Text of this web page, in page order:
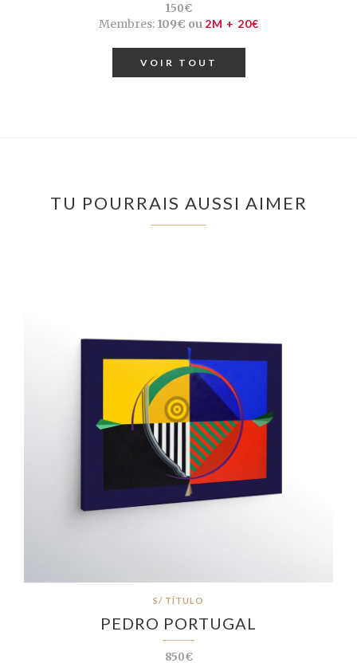
150€
Membres:109€ ou 2M + 20€
VOIR TOUT
TU POURRAIS AUSSI AIMER
S/ TÍTULO
PEDRO PORTUGAL
850€